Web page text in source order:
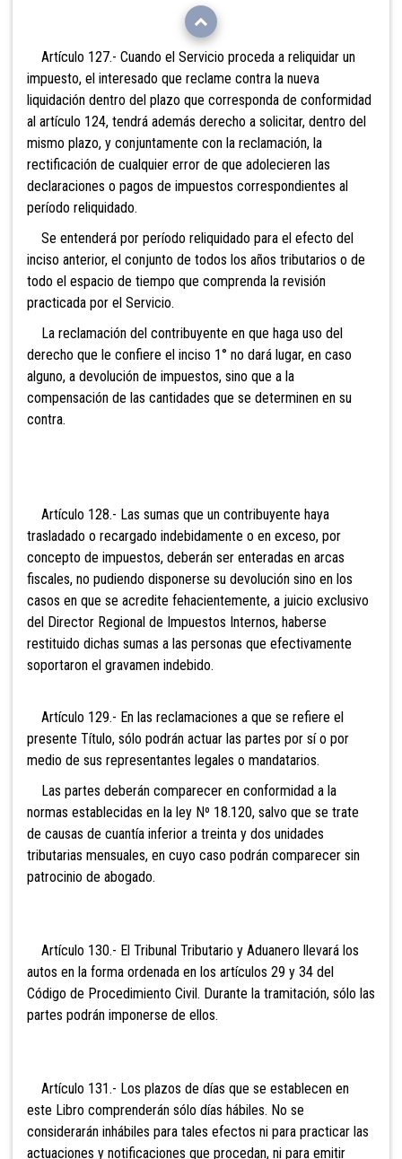
Artículo 127.- Cuando el Servicio proceda a reliquidar un
impuesto, el interesado que reclame contra la nueva
liquidación dentro del plazo que corresponda de conformidad
al artículo 124, tendrá además derecho a solicitar, dentro del
mismo plazo, y conjuntamente con la reclamación, la
rectificación de cualquier error de que adolecieren las
declaraciones o pagos de impuestos correspondientes al
período reliquidado.
Se entenderá por período reliquidado para el efecto del
inciso anterior, el conjunto de todos los años tributarios o de
todo el espacio de tiempo que comprenda la revisión
practicada por el Servicio.
La reclamación del contribuyente en que haga uso del
derecho que le confiere el inciso 1° no dará lugar, en caso
alguno, a devolución de impuestos, sino que a la
compensación de las cantidades que se determinen en su
contra.
Artículo 128.- Las sumas que un contribuyente haya
trasladado o recargado indebidamente o en exceso, por
concepto de impuestos, deberán ser enteradas en arcas
fiscales, no pudiendo disponerse su devolución sino en los
casos en que se acredite fehacientemente, a juicio exclusivo
del Director Regional de Impuestos Internos, haberse
restituido dichas sumas a las personas que efectivamente
soportaron el gravamen indebido.
Artículo 129.- En las reclamaciones a que se refiere el
presente Título, sólo podrán actuar las partes por sí o por
medio de sus representantes legales o mandatarios.
Las partes deberán comparecer en conformidad a la
normas establecidas en la ley Nº 18.120, salvo que se trate
de causas de cuantía inferior a treinta y dos unidades
tributarias mensuales, en cuyo caso podrán comparecer sin
patrocinio de abogado.
Artículo 130.- El Tribunal Tributario y Aduanero llevará los
autos en la forma ordenada en los artículos 29 y 34 del
Código de Procedimiento Civil. Durante la tramitación, sólo las
partes podrán imponerse de ellos.
Artículo 131.- Los plazos de días que se establecen en
este Libro comprenderán sólo días hábiles. No se
considerarán inhábiles para tales efectos ni para practicar las
actuaciones y notificaciones que procedan, ni para emitir